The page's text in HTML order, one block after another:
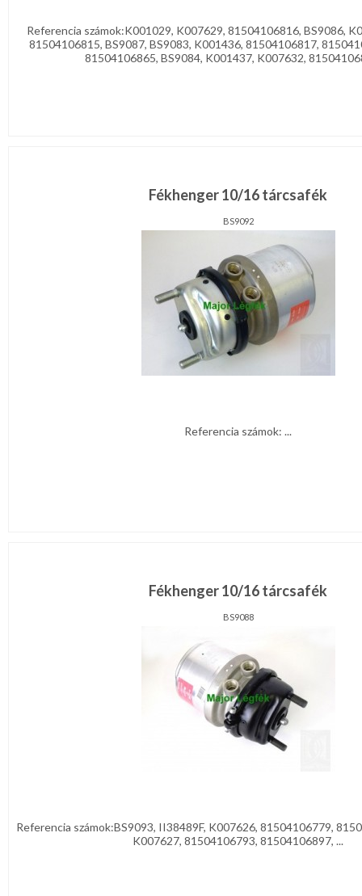
Referencia számok:K001029, K007629, 81504106816, BS9086,
81504106815, BS9087, BS9083, K001436, 81504106817,
81504106865, BS9084, K001437, K007632,
Fékhenger 10/16 tárcsafék
BS9092
Referencia számok: ...
Fékhenger 10/16 tárcsafék
BS9088
Referencia számok:BS9093, II38489F, K007626, 81504106779,
K007627, 81504106793, 81504106897, ...